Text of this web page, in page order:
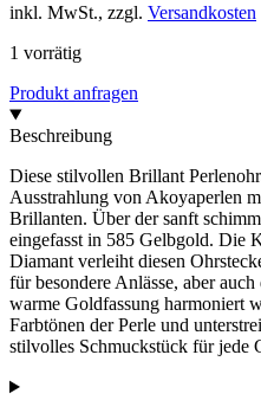
inkl. MwSt., zzgl. Versandkosten
1 vorrätig
Produkt anfragen
Beschreibung
Diese stilvollen Brillant
Ausstrahlung von Akoyaperlen
Brillanten. Über der sanft
eingefasst in 585 Gelbgold. Die
Diamant verleiht diesen
für besondere Anlässe, aber
warme Goldfassung harmoniert
Farbtönen der Perle und
stilvolles Schmuckstück für jede